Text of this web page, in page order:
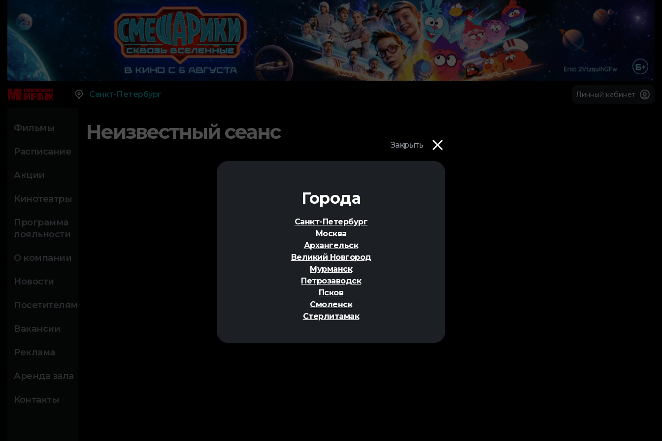
Закрыть
Города
Санкт-Петербург
Москва
Архангельск
Великий Новгород
Мурманск
Петрозаводск
Псков
Смоленск
Стерлитамак
Санкт-Петербург Личный кабинет
Фильмы
Расписание
Акции
Кинотеатры
Программа
лояльности
О компании
Новости
Посетителям
Вакансии
Реклама
Аренда зала
Контакты
Неизвестный сеанс